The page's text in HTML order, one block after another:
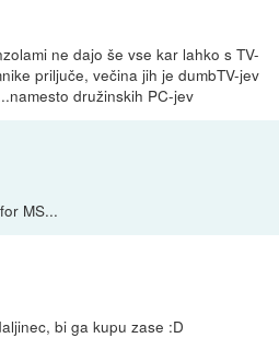
ne dajo še vse kar lahko s TV-
priljuče, večina jih je dumbTV-jev
družinskih PC-jev
MS...
bi ga kupu zase :D